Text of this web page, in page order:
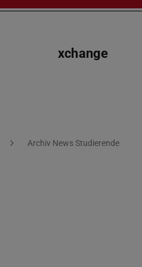
xchange
Archiv News Studierende